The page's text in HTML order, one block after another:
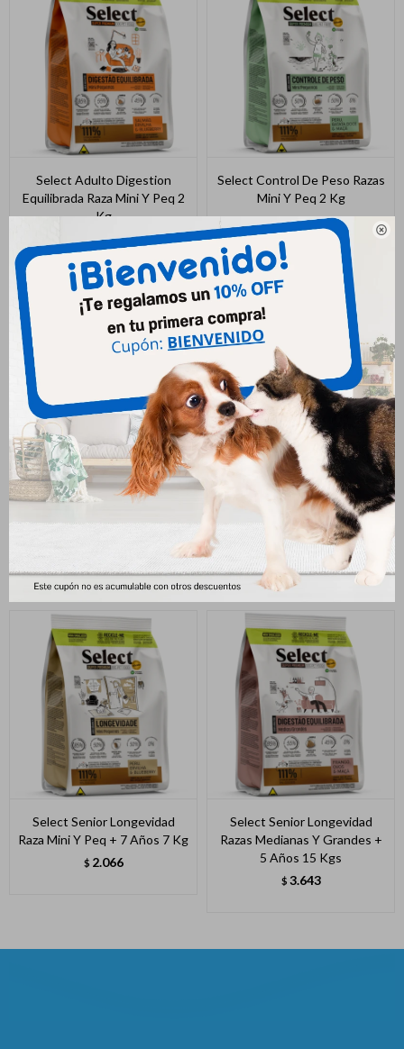

Select Adulto Digestion
Equilibrada Raza Mini Y Peq 2
Kg
$682
Select Control De Peso Razas
Mini Y Peq 2 Kg
$639
Select Control De Peso Razas
Select Senior Longevidad
Raza Mini Y Peq + 7 Años 2
Kgs
Select Senior Longevidad
Raza Mini Y Peq + 7 Años 7 Kg
$ 2.066
Select Senior Longevidad
Razas Medianas Y Grandes +
5 Años 15 Kgs
$ 3.643